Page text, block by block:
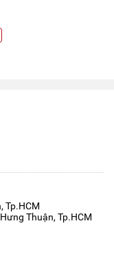
Tp.HCM
Thuận, Tp.HCM